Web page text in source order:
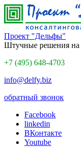
Проект "Дельфы"
Штучные решения на
+7 (495) 648-4703
info@delfy.biz
обратный звонок
Facebook
linkedin
ВКонтакте
Youtube